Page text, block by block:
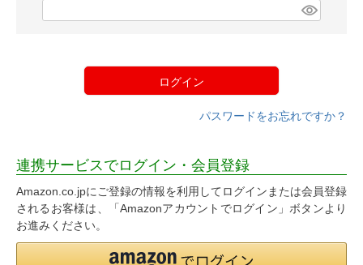
ログイン
パスワードをお忘れですか？
連携サービスでログイン・会員登録
Amazon.co.jpにご登録の情報を利用してログインまたは会員登録
されるお客様は、「Amazonアカウントでログイン」ボタンより
お進みください。